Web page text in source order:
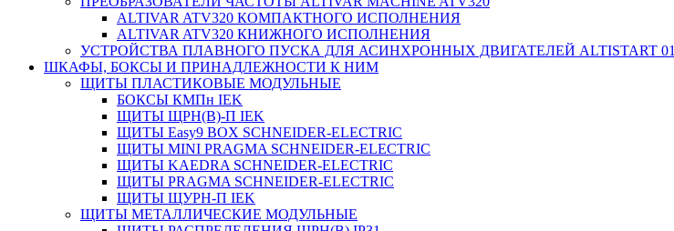
ALTIVAR ATV320 КОМПАКТНОГО ИСПОЛНЕНИЯ
ALTIVAR ATV320 КНИЖНОГО ИСПОЛНЕНИЯ
УСТРОЙСТВА ПЛАВНОГО ПУСКА ДЛЯ АСИНХРОННЫХ ДВИГАТЕЛЕЙ ALTISTART 01
ШКАФЫ, БОКСЫ И ПРИНАДЛЕЖНОСТИ К НИМ
ЩИТЫ ПЛАСТИКОВЫЕ МОДУЛЬНЫЕ
БОКСЫ КМПн IEK
ЩИТЫ ЩРН(В)-П IEK
ЩИТЫ Easy9 BOX SCHNEIDER-ELECTRIC
ЩИТЫ MINI PRAGMA SCHNEIDER-ELECTRIC
ЩИТЫ KAEDRA SCHNEIDER-ELECTRIC
ЩИТЫ PRAGMA SCHNEIDER-ELECTRIC
ЩИТЫ ЩУРН-П IEK
ЩИТЫ МЕТАЛЛИЧЕСКИЕ МОДУЛЬНЫЕ